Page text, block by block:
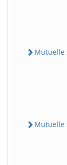
Mutuelle
Mutuelle